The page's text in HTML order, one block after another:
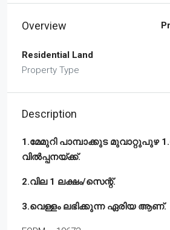
Overview
Residential Land
Property Type
Description
1.മേമുറി പാമ്പാക്കുട മുവാറ്റുപുഴ
വിൽപ്പനയ്ക്ക്.
2.വില 1 ലക്ഷം/സെന്റ്.
3.വെള്ളം ലഭിക്കുന്ന ഏരിയ ആണ്.